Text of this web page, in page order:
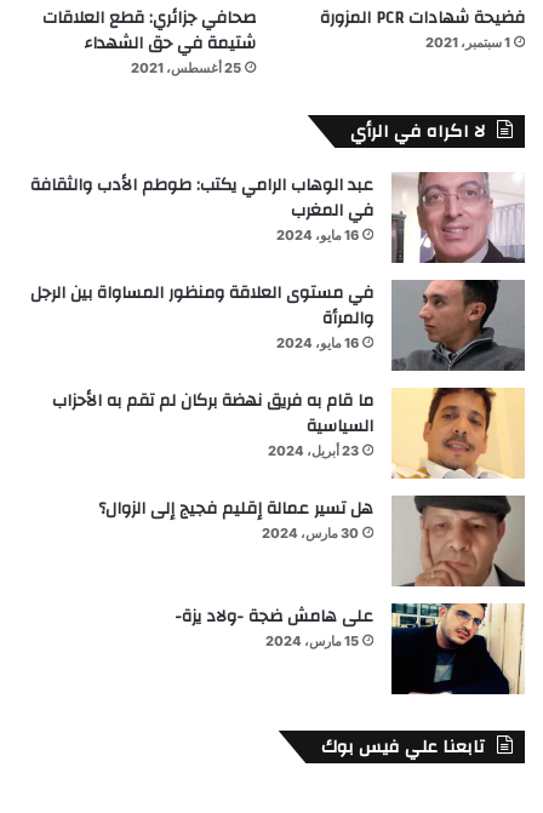
فضيحة شهادات PCR المزورة
1 سبتمبر، 2021
صحافي جزائري: قطع العلاقات
شتيمة في حق الشهداء
25 أغسطس، 2021
لا اكراه في الرأي
عبد الوهاب الرامي يكتب: طوطم الأدب والثقافة
في المغرب
16 مايو، 2024
في مستوى العلاقة ومنظور المساواة بين الرجل
والمرأة
16 مايو، 2024
ما قام به فريق نهضة بركان لم تقم به الأحزاب
السياسية
23 أبريل، 2024
هل تسير عمالة إقليم فجيج إلى الزوال؟
30 مارس، 2024
على هامش ضجة -ولاد يزة-
15 مارس، 2024
تابعنا علي فيس بوك